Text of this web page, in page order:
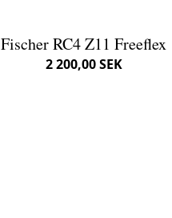
Fischer RC4 Z11 Freeflex
2 200,00 SEK